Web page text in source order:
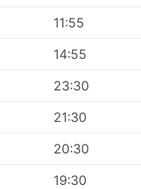
，旅客不得不乘坐专
些无法预测的事故、
接到汽车站赶上最近
11:55
14:55
23:30
21:30
20:30
19:30